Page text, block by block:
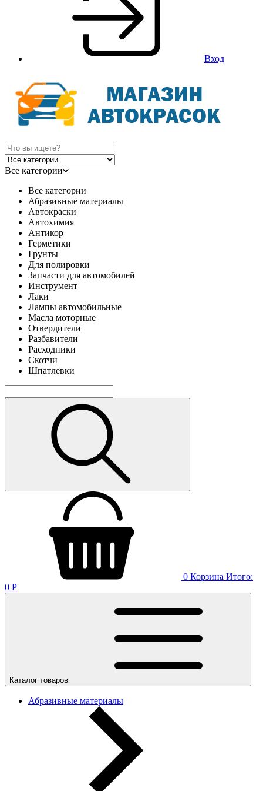
Вход
Все категории
Все категории
Абразивные материалы
Автокраски
Автохимия
Антикор
Герметики
Грунты
Для полировки
Запчасти для автомобилей
Инструмент
Лаки
Лампы автомобильные
Масла моторные
Отвердители
Разбавители
Расходники
Скотчи
Шпатлевки
0 Корзина Итого:
0 Р
Каталог товаров
Абразивные материалы